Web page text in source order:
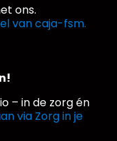
ons.
van caja-fsm.
– in de zorg én
via Zorg in je